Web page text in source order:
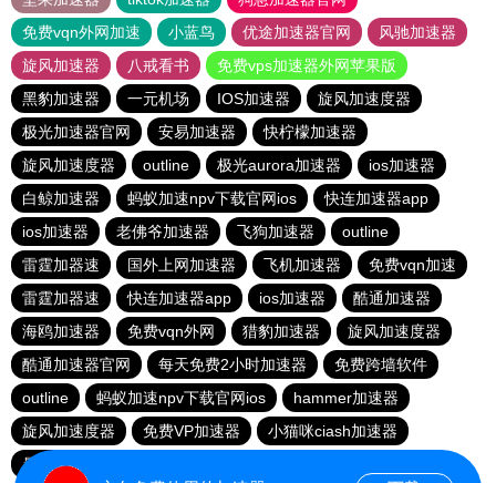
免费vqn外网加速
小蓝鸟 优途加速器官网
风驰加速器
旋风加速器
八戒看书
免费vps加速器外网苹果版
黑豹加速器
一元机场 IOS加速器
旋风加速度器
极光加速器官网
安易加速器
快柠檬加速器
旋风加速度器
outline 极光aurora加速器
ios加速器
白鲸加速器
蚂蚁加速npv下载官网ios
快连加速器app
ios加速器
老佛爷加速器 飞狗加速器
outline
雷霆加器速
国外上网加速器 飞机加速器
免费vqn加速
雷霆加器速
快连加速器app ios加速器
酷通加速器
海鸥加速器
免费vqn外网 猎豹加速器
旋风加速度器
酷通加速器官网
每天免费2小时加速器
免费跨墙软件
outline
蚂蚁加速npv下载官网ios
hammer加速器
旋风加速度器
免费VP加速器
小猫咪ciash加速器
暴雪加速器vp